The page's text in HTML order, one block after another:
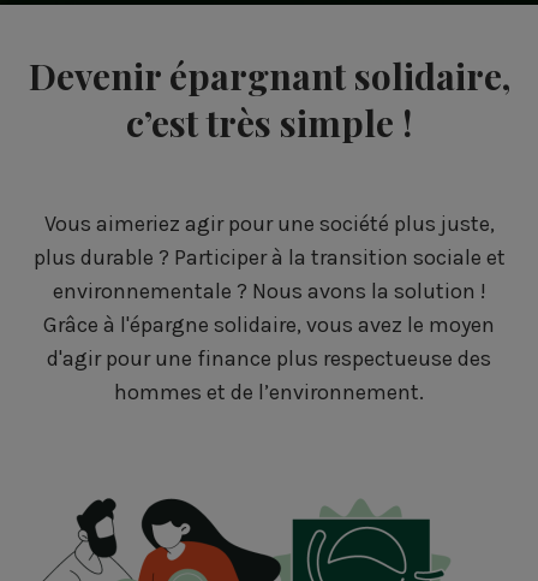
Devenir épargnant solidaire,
c’est très simple !
Vous aimeriez agir pour une société plus juste,
plus durable ? Participer à la transition sociale et
environnementale ? Nous avons la solution !
Grâce à l'épargne solidaire, vous avez le moyen
d'agir pour une finance plus respectueuse des
hommes et de l’environnement.